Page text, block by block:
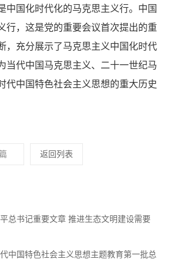
中国化时代化的马克思主义行。中国
行，这是党的重要会议首次提出的重
，充分展示了马克思主义中国化时代
当代中国马克思主义、二十一世纪马
代中国特色社会主义思想的重大历史
返回列表
总书记重要文章 推进生态文明建设需要
中国特色社会主义思想主题教育第一批总